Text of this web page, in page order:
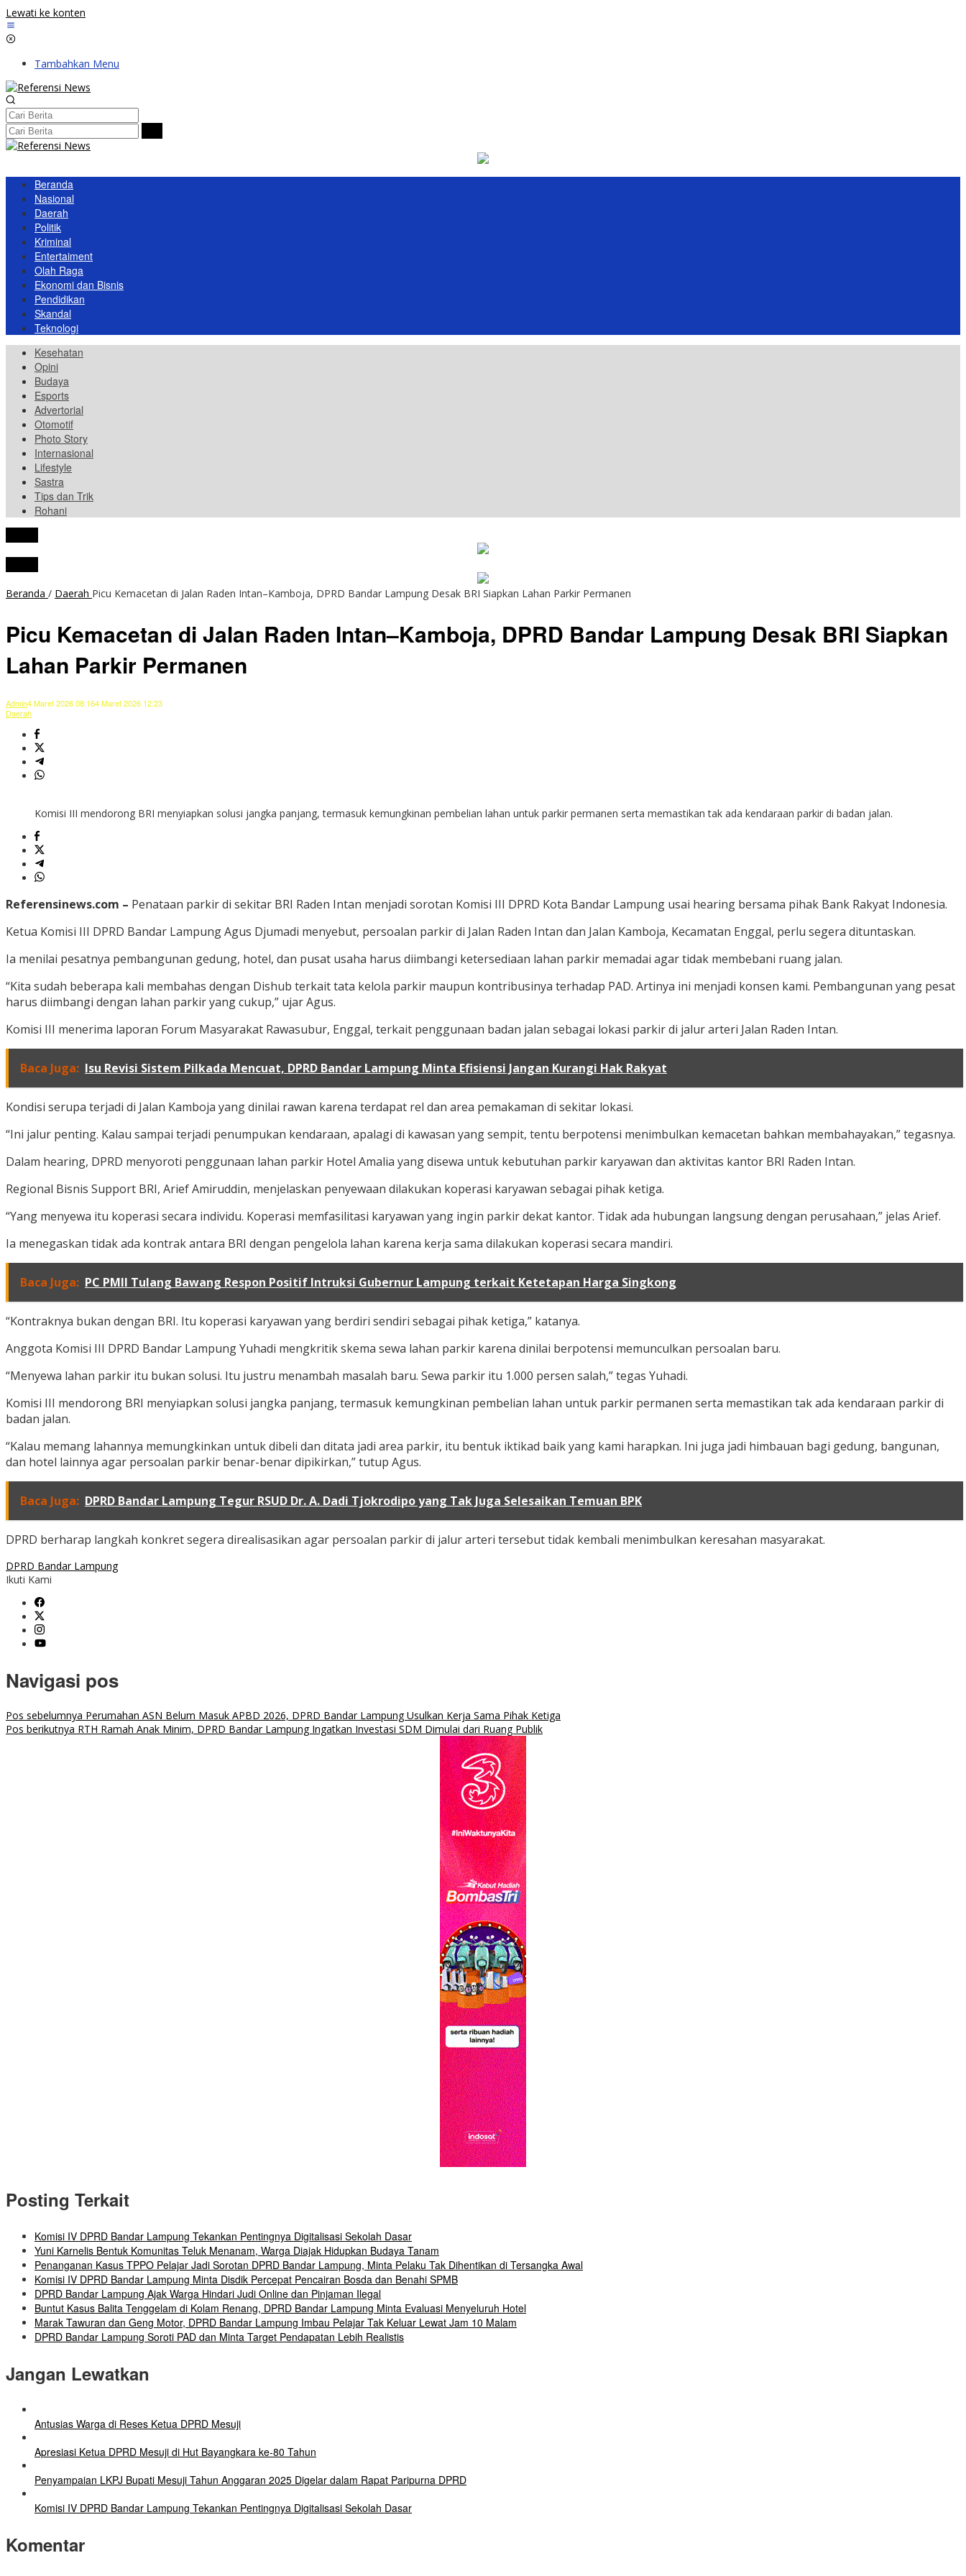
Lewati ke konten
Tambahkan Menu
Beranda
Nasional
Daerah
Politik
Kriminal
Entertaiment
Olah Raga
Ekonomi dan Bisnis
Pendidikan
Skandal
Teknologi
Kesehatan
Opini
Budaya
Esports
Advertorial
Otomotif
Photo Story
Internasional
Lifestyle
Sastra
Tips dan Trik
Rohani
Beranda / Daerah Picu Kemacetan di Jalan Raden Intan–Kamboja, DPRD Bandar Lampung Desak BRI Siapkan Lahan Parkir Permanen
Picu Kemacetan di Jalan Raden Intan–Kamboja, DPRD Bandar Lampung Desak BRI Siapkan
Lahan Parkir Permanen
Admin4 Maret 2026 08:164 Maret 2026 12:23
Daerah
Komisi III mendorong BRI menyiapkan solusi jangka panjang, termasuk kemungkinan pembelian lahan untuk parkir permanen serta memastikan tak ada kendaraan parkir di badan jalan.
Referensinews.com – Penataan parkir di sekitar BRI Raden Intan menjadi sorotan Komisi III DPRD Kota Bandar Lampung usai hearing bersama pihak Bank Rakyat Indonesia.
Ketua Komisi III DPRD Bandar Lampung Agus Djumadi menyebut, persoalan parkir di Jalan Raden Intan dan Jalan Kamboja, Kecamatan Enggal, perlu segera dituntaskan.
Ia menilai pesatnya pembangunan gedung, hotel, dan pusat usaha harus diimbangi ketersediaan lahan parkir memadai agar tidak membebani ruang jalan.
“Kita sudah beberapa kali membahas dengan Dishub terkait tata kelola parkir maupun kontribusinya terhadap PAD. Artinya ini menjadi konsen kami. Pembangunan yang pesat
harus diimbangi dengan lahan parkir yang cukup,” ujar Agus.
Komisi III menerima laporan Forum Masyarakat Rawasubur, Enggal, terkait penggunaan badan jalan sebagai lokasi parkir di jalur arteri Jalan Raden Intan.
Baca Juga: Isu Revisi Sistem Pilkada Mencuat, DPRD Bandar Lampung Minta Efisiensi Jangan Kurangi Hak Rakyat
Kondisi serupa terjadi di Jalan Kamboja yang dinilai rawan karena terdapat rel dan area pemakaman di sekitar lokasi.
“Ini jalur penting. Kalau sampai terjadi penumpukan kendaraan, apalagi di kawasan yang sempit, tentu berpotensi menimbulkan kemacetan bahkan membahayakan,” tegasnya.
Dalam hearing, DPRD menyoroti penggunaan lahan parkir Hotel Amalia yang disewa untuk kebutuhan parkir karyawan dan aktivitas kantor BRI Raden Intan.
Regional Bisnis Support BRI, Arief Amiruddin, menjelaskan penyewaan dilakukan koperasi karyawan sebagai pihak ketiga.
“Yang menyewa itu koperasi secara individu. Koperasi memfasilitasi karyawan yang ingin parkir dekat kantor. Tidak ada hubungan langsung dengan perusahaan,” jelas Arief.
Ia menegaskan tidak ada kontrak antara BRI dengan pengelola lahan karena kerja sama dilakukan koperasi secara mandiri.
Baca Juga: PC PMII Tulang Bawang Respon Positif Intruksi Gubernur Lampung terkait Ketetapan Harga Singkong
“Kontraknya bukan dengan BRI. Itu koperasi karyawan yang berdiri sendiri sebagai pihak ketiga,” katanya.
Anggota Komisi III DPRD Bandar Lampung Yuhadi mengkritik skema sewa lahan parkir karena dinilai berpotensi memunculkan persoalan baru.
“Menyewa lahan parkir itu bukan solusi. Itu justru menambah masalah baru. Sewa parkir itu 1.000 persen salah,” tegas Yuhadi.
Komisi III mendorong BRI menyiapkan solusi jangka panjang, termasuk kemungkinan pembelian lahan untuk parkir permanen serta memastikan tak ada kendaraan parkir di
badan jalan.
“Kalau memang lahannya memungkinkan untuk dibeli dan ditata jadi area parkir, itu bentuk iktikad baik yang kami harapkan. Ini juga jadi himbauan bagi gedung, bangunan,
dan hotel lainnya agar persoalan parkir benar-benar dipikirkan,” tutup Agus.
Baca Juga: DPRD Bandar Lampung Tegur RSUD Dr. A. Dadi Tjokrodipo yang Tak Juga Selesaikan Temuan BPK
DPRD berharap langkah konkret segera direalisasikan agar persoalan parkir di jalur arteri tersebut tidak kembali menimbulkan keresahan masyarakat.
DPRD Bandar Lampung
Ikuti Kami
Navigasi pos
Pos sebelumnya Perumahan ASN Belum Masuk APBD 2026, DPRD Bandar Lampung Usulkan Kerja Sama Pihak Ketiga
Pos berikutnya RTH Ramah Anak Minim, DPRD Bandar Lampung Ingatkan Investasi SDM Dimulai dari Ruang Publik
Posting Terkait
Komisi IV DPRD Bandar Lampung Tekankan Pentingnya Digitalisasi Sekolah Dasar
Yuni Karnelis Bentuk Komunitas Teluk Menanam, Warga Diajak Hidupkan Budaya Tanam
Penanganan Kasus TPPO Pelajar Jadi Sorotan DPRD Bandar Lampung, Minta Pelaku Tak Dihentikan di Tersangka Awal
Komisi IV DPRD Bandar Lampung Minta Disdik Percepat Pencairan Bosda dan Benahi SPMB
DPRD Bandar Lampung Ajak Warga Hindari Judi Online dan Pinjaman Ilegal
Buntut Kasus Balita Tenggelam di Kolam Renang, DPRD Bandar Lampung Minta Evaluasi Menyeluruh Hotel
Marak Tawuran dan Geng Motor, DPRD Bandar Lampung Imbau Pelajar Tak Keluar Lewat Jam 10 Malam
DPRD Bandar Lampung Soroti PAD dan Minta Target Pendapatan Lebih Realistis
Jangan Lewatkan
Antusias Warga di Reses Ketua DPRD Mesuji
Apresiasi Ketua DPRD Mesuji di Hut Bayangkara ke-80 Tahun
Penyampaian LKPJ Bupati Mesuji Tahun Anggaran 2025 Digelar dalam Rapat Paripurna DPRD
Komisi IV DPRD Bandar Lampung Tekankan Pentingnya Digitalisasi Sekolah Dasar
Komentar